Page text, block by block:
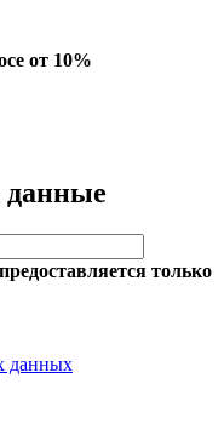
от 10%
данные
только
данных